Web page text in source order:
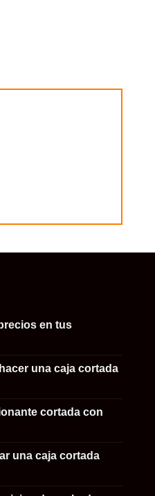
en tus
una caja cortada
cortada con
una caja cortada